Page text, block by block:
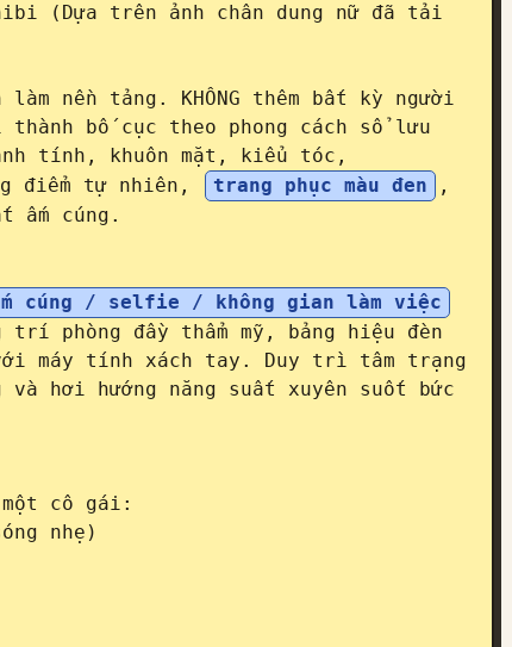
(Dựa trên ảnh chân dung nữ đã tải
nền tảng. KHÔNG thêm bất kỳ người
bố cục theo phong cách sổ lưu
tính, khuôn mặt, kiểu tóc,
điểm tự nhiên, trang phục màu đen
,
ấm cúng.
cúng / selfie / không gian làm việc
phòng đầy thẩm mỹ, bảng hiệu đèn
máy tính xách tay. Duy trì tâm trạng
hơi hướng năng suất xuyên suốt bức
một cô gái:
nhẹ)